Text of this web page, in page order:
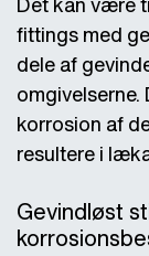
fittings med
dele af
korrosion af
resultere i
Gevindløst